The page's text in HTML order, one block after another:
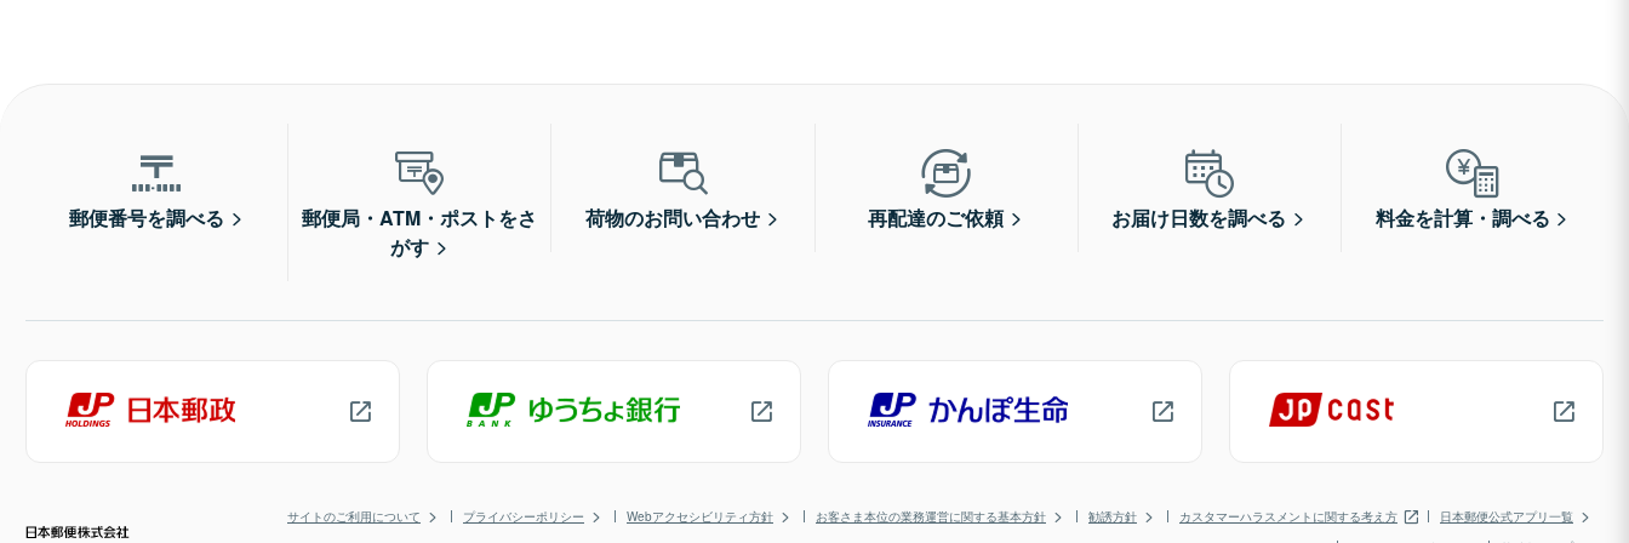
郵便番号を調べる
郵便局・ATM・ポストをさ
がす
荷物のお問い合わせ 再配達のご依頼 お届け日数を調べる 料金を計算・調べる
サイトのご利用について プライバシーポリシー Webアクセシビリティ方針 お客さま本位の業務運営に関する基本方針 勧誘方針 カスタマーハラスメントに関する考え方
日本郵便公式アプリ一覧